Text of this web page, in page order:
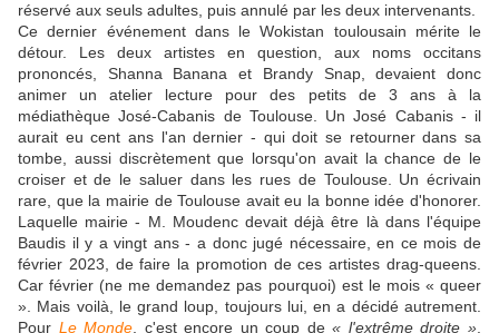
réservé aux seuls adultes, puis annulé par les deux intervenants.
Ce dernier événement dans le Wokistan toulousain mérite le
détour. Les deux artistes en question, aux noms occitans
prononcés, Shanna Banana et Brandy Snap, devaient donc
animer un atelier lecture pour des petits de 3 ans à la
médiathèque José-Cabanis de Toulouse. Un José Cabanis - il
aurait eu cent ans l'an dernier - qui doit se retourner dans sa
tombe, aussi discrètement que lorsqu'on avait la chance de le
croiser et de le saluer dans les rues de Toulouse. Un écrivain
rare, que la mairie de Toulouse avait eu la bonne idée d'honorer.
Laquelle mairie - M. Moudenc devait déjà être là dans l'équipe
Baudis il y a vingt ans - a donc jugé nécessaire, en ce mois de
février 2023, de faire la promotion de ces artistes drag-queens.
Car février (ne me demandez pas pourquoi) est le mois « queer
». Mais voilà, le grand loup, toujours lui, en a décidé autrement.
Pour Le Monde , c'est encore un coup de« l'extrême droite »